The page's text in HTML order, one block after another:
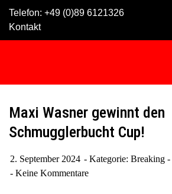
Telefon: +49 (0)89 6121326
Kontakt
Maxi Wasner gewinnt den
Schmugglerbucht Cup!
2. September 2024 Kategorie: Breaking
Keine Kommentare